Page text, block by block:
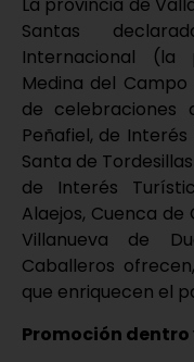
La provincia de
Santas
Internacional (la
Medina del
de celebraciones
Peñafiel, de
Santa de
de Interés
Alaejos, Cuenca de
Villanueva de
Caballeros
que enriquecen el
Promoción